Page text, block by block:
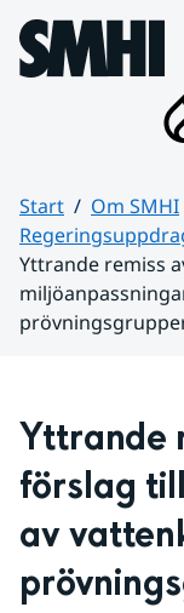
Hoppa till sidans
Start
Om SMHI
Yttrande remiss
Yttrande
förslag
av